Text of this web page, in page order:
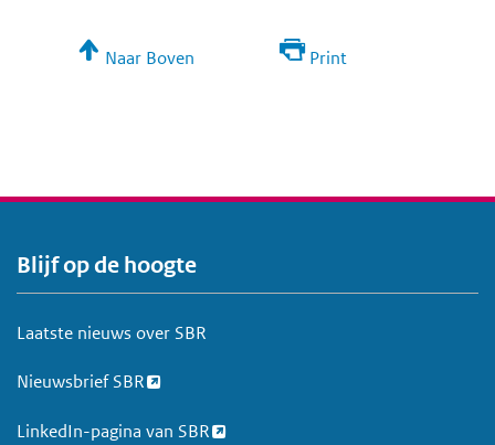
Naar Boven Print
V
o
e
Blijf op de hoogte
Laatste nieuws over SBR
Nieuwsbrief SBR
LinkedIn-pagina van SBR